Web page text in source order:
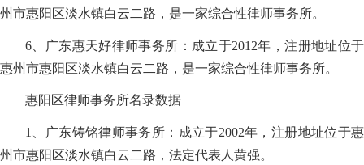
州市惠阳区淡水镇白云二路，是一家综合性律师事务所。
6、广东惠天好律师事务所：成立于2012年，注册地址位于
惠州市惠阳区淡水镇白云二路，是一家综合性律师事务所。
惠阳区律师事务所名录数据
1、广东铸铭律师事务所：成立于2002年，注册地址位于惠
州市惠阳区淡水镇白云二路，法定代表人黄强。